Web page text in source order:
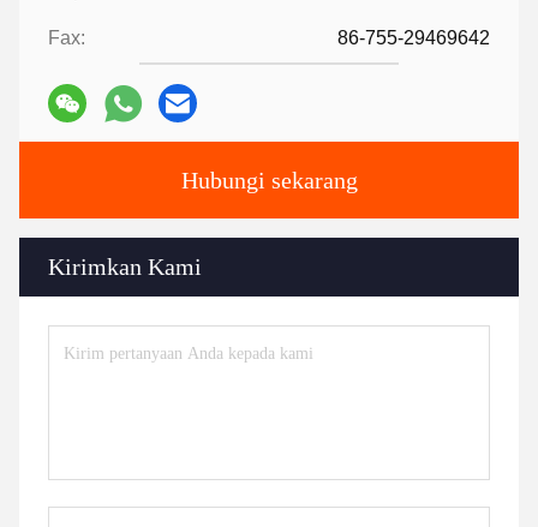
Fax: 86-755-29469642
Hubungi sekarang
Kirimkan Kami